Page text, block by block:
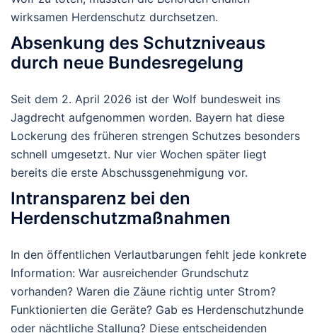
wirksamen Herdenschutz durchsetzen.
Absenkung des Schutzniveaus
durch neue Bundesregelung
Seit dem 2. April 2026 ist der Wolf bundesweit ins
Jagdrecht aufgenommen worden. Bayern hat diese
Lockerung des früheren strengen Schutzes besonders
schnell umgesetzt. Nur vier Wochen später liegt
bereits die erste Abschussgenehmigung vor.
Intransparenz bei den
Herdenschutzmaßnahmen
In den öffentlichen Verlautbarungen fehlt jede konkrete
Information: War ausreichender Grundschutz
vorhanden? Waren die Zäune richtig unter Strom?
Funktionierten die Geräte? Gab es Herdenschutzhunde
oder nächtliche Stallung? Diese entscheidenden